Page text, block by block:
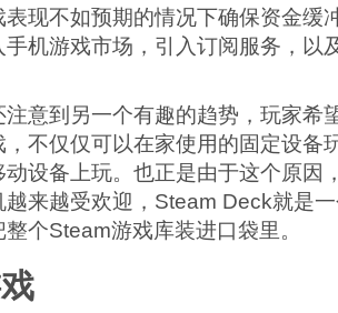
表现不如预期的情况下确保资金缓
手机游戏市场，引入订阅服务，以
注意到另一个有趣的趋势，玩家希
，不仅仅可以在家使用的固定设备
动设备上玩。也正是由于这个原因
越来越受欢迎，Steam Deck就是
个Steam游戏库装进口袋里。